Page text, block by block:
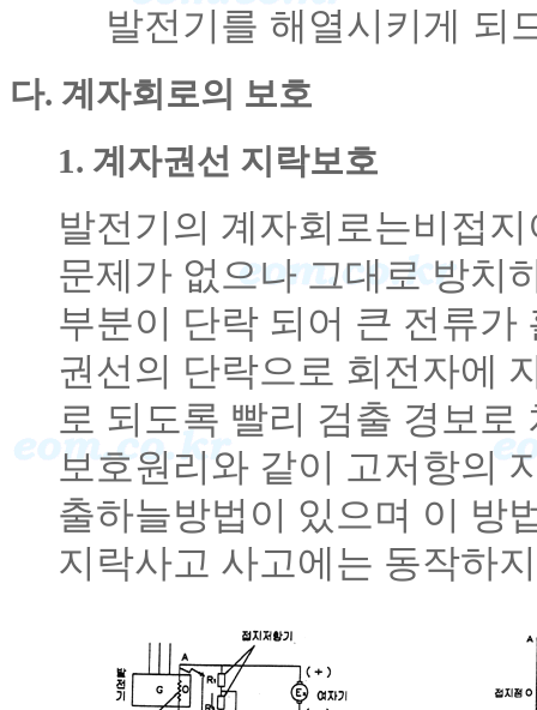
발전기를 해열시키게 되
다. 계자회로의 보호
1. 계자권선 지락보호
발전기의 계자회로는비접
문제가 없으나 그대로 방치
부분이 단락 되어 큰 전류
권선의 단락으로 회전자에
로 되도록 빨리 검출 경보
보호원리와 같이 고저항의
출하늘방법이 있으며 이 방
지락사고 사고에는 동작하